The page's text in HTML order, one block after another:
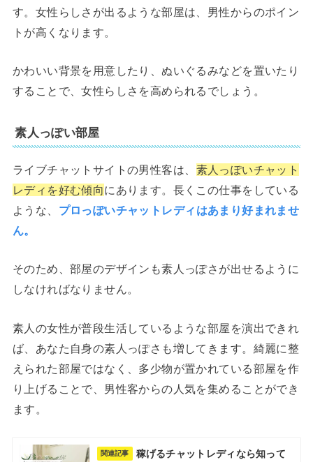
す。女性らしさが出るような部屋は、男性からのポイン
トが高くなります。
かわいい背景を用意したり、ぬいぐるみなどを置いたり
することで、女性らしさを高められるでしょう。
素人っぽい部屋
ライブチャットサイトの男性客は、 素人っぽいチャット
レディを好む傾向にあります。長くこの仕事をしている
ような、 プロっぽいチャットレディはあまり好まれませ
ん。
そのため、部屋のデザインも素人っぽさが出せるように
しなければなりません。
素人の女性が普段生活しているような部屋を演出できれ
ば、あなた自身の素人っぽさも増してきます。綺麗に整
えられた部屋ではなく、多少物が置かれている部屋を作
り上げることで、男性客からの人気を集めることができ
ます。
関連記事
稼げるチャットレディなら知って